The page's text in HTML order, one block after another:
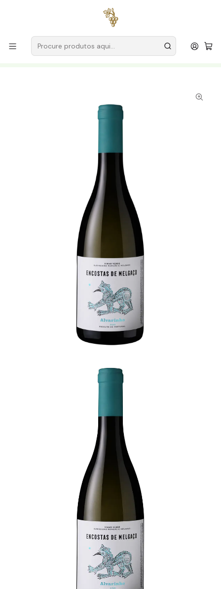
para encomendas a partir de
Produtores
Vinho Verde
Encostas de Melgaço (Quinta da Pigarra)
Encostas de Melgaço Alvarinho 2020 Vinho Verde Branco